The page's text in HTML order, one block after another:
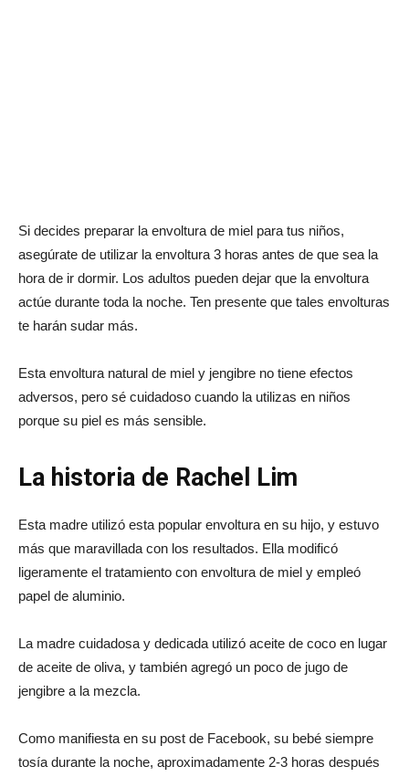
Si decides preparar la envoltura de miel para tus niños,
asegúrate de utilizar la envoltura 3 horas antes de que sea la
hora de ir dormir. Los adultos pueden dejar que la envoltura
actúe durante toda la noche. Ten presente que tales envolturas
te harán sudar más.
Esta envoltura natural de miel y jengibre no tiene efectos
adversos, pero sé cuidadoso cuando la utilizas en niños
porque su piel es más sensible.
La historia de Rachel Lim
Esta madre utilizó esta popular envoltura en su hijo, y estuvo
más que maravillada con los resultados. Ella modificó
ligeramente el tratamiento con envoltura de miel y empleó
papel de aluminio.
La madre cuidadosa y dedicada utilizó aceite de coco en lugar
de aceite de oliva, y también agregó un poco de jugo de
jengibre a la mezcla.
Como manifiesta en su post de Facebook, su bebé siempre
tosía durante la noche, aproximadamente 2-3 horas después